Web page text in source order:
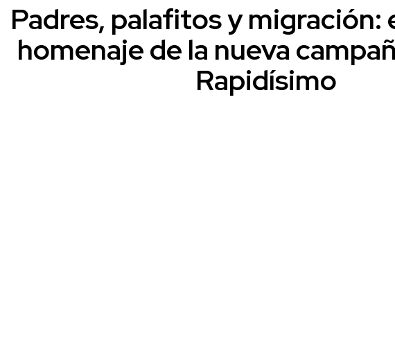
Padres, palafitos y migración:
homenaje de la nueva
Rapidísimo